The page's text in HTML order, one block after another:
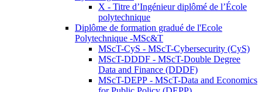
X - Titre d’Ingénieur diplômé de l’École
polytechnique
Diplôme de formation gradué de l'Ecole
Polytechnique -MSc&T
MScT-CyS - MScT-Cybersecurity (CyS)
MScT-DDDF - MScT-Double Degree
Data and Finance (DDDF)
MScT-DEPP - MScT-Data and Economics